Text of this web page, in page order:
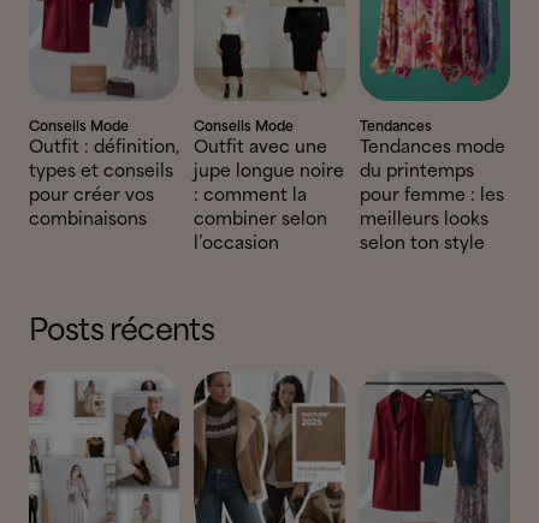
Conseils Mode
Outfit : définition,
types et conseils
pour créer vos
combinaisons
Conseils Mode
Outfit avec une
jupe longue noire
: comment la
combiner selon
l’occasion
Tendances
Tendances mode
du printemps
pour femme : les
meilleurs looks
selon ton style
Posts récents